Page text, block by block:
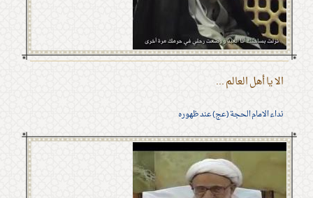
الا يا أهل العالم ...
نداء الامام الحجة (عج) عند ظهوره